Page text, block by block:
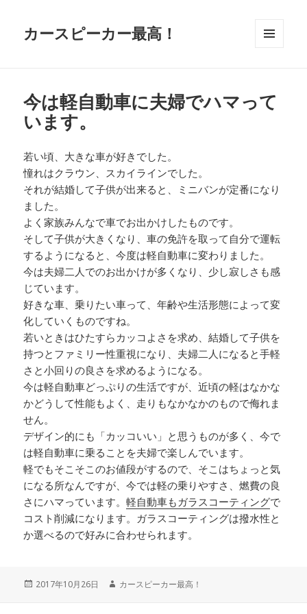
カースピーカー最高！
今は軽自動車に夫婦でハマって
います。
若い頃、大きな車が好きでした。
憧れはクラウン、スカイラインでした。
それが結婚して子供が出来ると、ミニバンが定番になり
ました。
よく家族みんなで車でお出かけしたものです。
そして子供が大きくなり、車の免許を取って自分で運転
するようになると、今度は軽自動車に変わりました。
今は夫婦二人でのお出かけが多くなり、少し寂しさも感
じています。
好きな車、乗りたい車って、年齢や生活形態によって変
化していくものですね。
若いときはひたすらカッコよさを求め、結婚して子供を
持つとファミリー性重視になり、夫婦二人になると手軽
さと小回りの良さを求めるようになる。
今は軽自動車どっぷりの生活ですが、近頃の軽はなかな
かどうして性能もよく、走りもなかなかのもので侮れま
せん。
デザイン的にも「カッコいい」と思うものが多く、今で
は軽自動車に乗ることを夫婦で楽しんでいます。
軽でもそこそこのお値段がするので、そこはちょっと気
になる所なんですが、今では軽の乗りやすさ、燃費の良
さにハマっています。軽自動車もガラスコーティングで
コスト削減になります。ガラスコーティングは撥水性と
か選べるので好みに合わせられます。
投
2017年10月26日
作
カースピーカー最高！